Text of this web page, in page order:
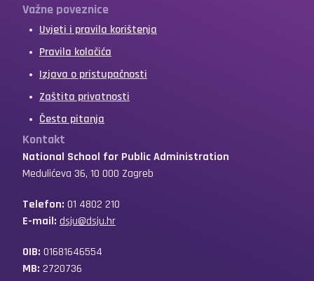
Važne poveznice
Uvjeti i pravila korištenja
Pravila kolačića
Izjava o pristupačnosti
Zaštita privatnosti
Česta pitanja
Kontakt
National School for Public Administration
Medulićeva 36, 10 000 Zagreb
Telefon: 01 4802 210
E-mail: dsju@dsju.hr
OIB: 01681646554
MB: 2720736